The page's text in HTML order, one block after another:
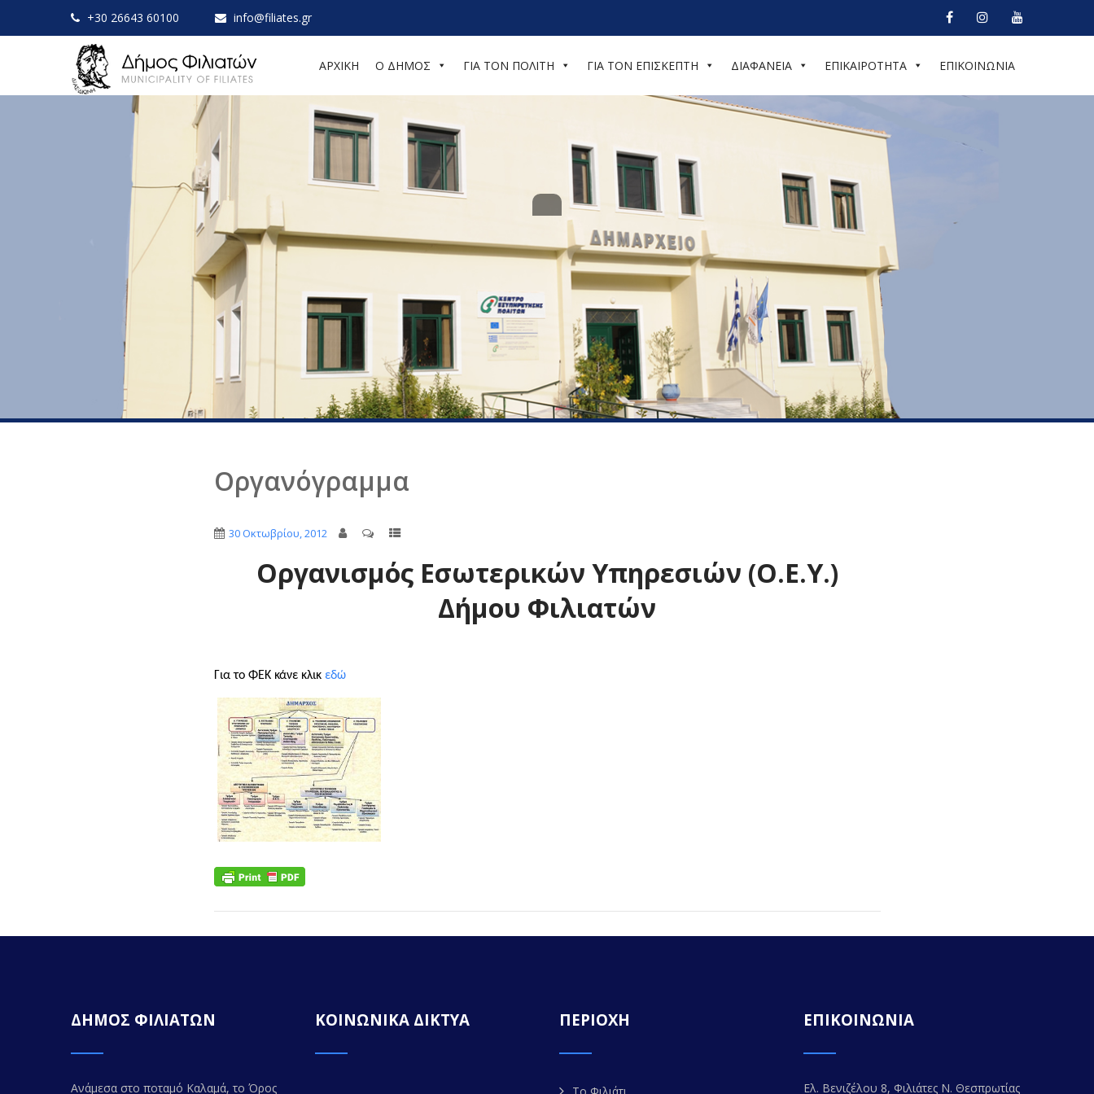
+30 26643 60100 info@filiates.gr
ΑΡΧΙΚΗ Ο ΔΗΜΟΣ ΓΙΑ ΤΟΝ ΠΟΛΙΤΗ ΓΙΑ ΤΟΝ ΕΠΙΣΚΕΠΤΗ ΔΙΑΦΑΝΕΙΑ ΕΠΙΚΑΙΡΟΤΗΤΑ ΕΠΙΚΟΙΝΩΝΙΑ
Οργανόγραμμα
30 Οκτωβρίου, 2012
Οργανισμός Εσωτερικών Υπηρεσιών (Ο.Ε.Υ.)
Δήμου Φιλιατών
Για το ΦΕΚ κάνε κλικ εδώ
ΔΗΜΟΣ ΦΙΛΙΑΤΩΝ
Ανάμεσα στο ποταμό Καλαμά, το Όρος
ΚΟΙΝΩΝΙΚΑ ΔΙΚΤΥΑ ΠΕΡΙΟΧΗ ΕΠΙΚΟΙΝΩΝΙΑ
Ελ. Βενιζέλου 8, Φιλιάτες Ν. Θεσπρωτίας